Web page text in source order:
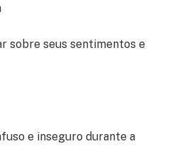
sobre seus sentimentos e
e inseguro durante a